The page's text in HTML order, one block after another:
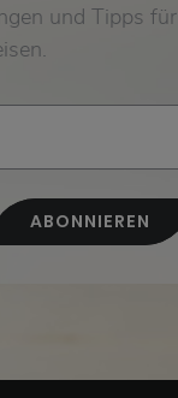
und Tipps für